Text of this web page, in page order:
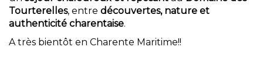
Tourterelles, entre découvertes, nature et
authenticité charentaise.
A très bientôt en Charente Maritime!!